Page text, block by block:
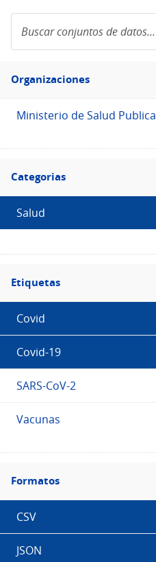
conjuntos
de
Filtro
Organizaciones
Organizaciones
Ministerio de Salud Publica
Filtro
Categorias
Categorias
Salud
Filtro
Etiquetas
Etiquetas
Covid
Covid-19
SARS-CoV-2
Vacunas
Filtro
Formatos
Formatos
CSV
JSON